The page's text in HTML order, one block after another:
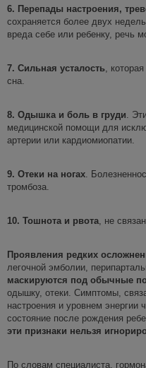
6. Перепады настроения,
сохраняется более двух
вреда себе или ребенку, речь
7. Сильная усталость ,
сна.
8. Одышка и боль в груди .
медицинской помощи для
артерии или кардиомиопатии.
9. Отеки на ногах .
тромбоза.
10. Тошнота и рвота , не
Проявления редких
легочной эмболии,
маскируются под обычные
одышку, отеки. Симптомы,
настроения и уровнем энергии
состояние после рождения
эти признаки нельзя
По словам специалиста,